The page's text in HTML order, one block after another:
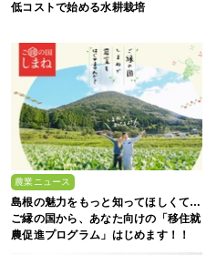
低コストで始める水耕栽培
農業ニュース
島根の魅力をもっと知ってほしくて…
ご縁の国から、あなた向けの「移住就
農促進プログラム」はじめます！！